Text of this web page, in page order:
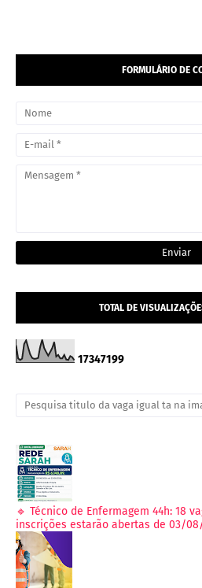
FORMULÁRIO DE
TOTAL DE
17347199
🔹 Técnico de Enfermagem 44h: 18
inscrições estarão abertas de 03/